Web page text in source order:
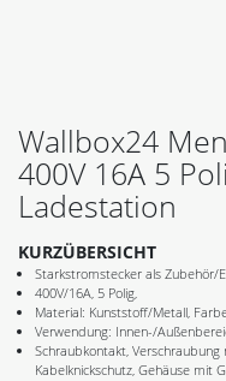
Wallbox24
400V 16A 5
Ladestation
KURZÜBERSICHT
Starkstromstecker als Zubehör/
400V/16A, 5 Polig,
Material: Kunststoff/Metall,
Verwendung: Innen-/
Schraubkontakt,
Kabelknickschutz, Gehäuse mit